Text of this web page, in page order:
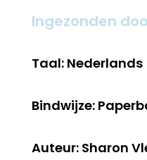
Ingezonden
Taal: Nederlands
Bindwijze:
Auteur: Sharon